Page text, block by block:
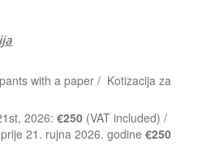
with a paper / Kotizacija za
2026: €250(VAT included) /
21. rujna 2026. godine €250